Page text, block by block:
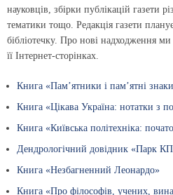
науковців, збірки публікацій газети
тематики тощо. Редакція газети
бібліотечку. Про нові надходження
її Інтернет-сторінках.
Книга «Пам’ятники і пам’ятні
Книга «Цікава Україна: нотатки з
Книга «Київська політехніка:
Дендрологічний довідник «Парк
Книга «Незбагненний Леонардо»
Книга «Про філософів, учених,